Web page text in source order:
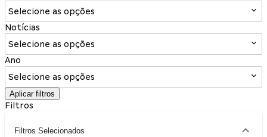
Selecione as opções
Notícias
Selecione as opções
Ano
Selecione as opções
Aplicar filtros
Filtros
Filtros Selecionados